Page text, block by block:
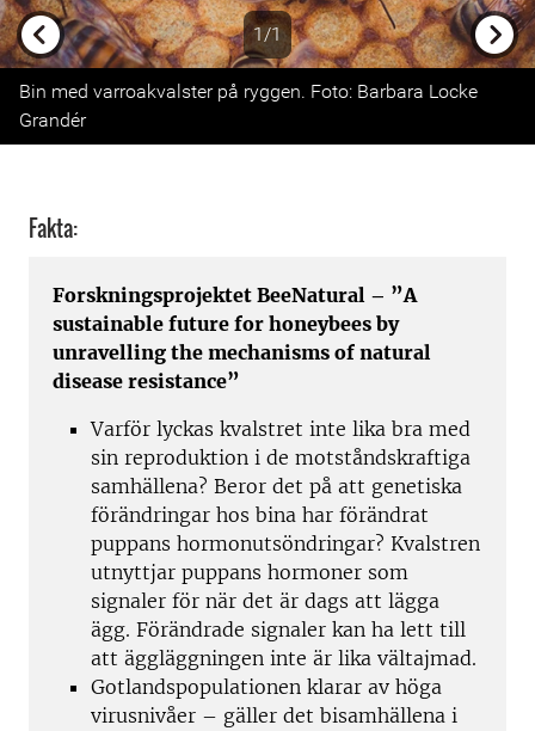
1/1
Previous
Bin med varroakvalster på ryggen. Foto: Barbara Locke
Grandér
Fakta:
Forskningsprojektet BeeNatural – ”A
sustainable future for honeybees by
unravelling the mechanisms of natural
disease resistance”
Varför lyckas kvalstret inte lika bra med
sin reproduktion i de motståndskraftiga
samhällena? Beror det på att genetiska
förändringar hos bina har förändrat
puppans hormonutsöndringar? Kvalstren
utnyttjar puppans hormoner som
signaler för när det är dags att lägga
ägg. Förändrade signaler kan ha lett till
att äggläggningen inte är lika vältajmad.
Gotlandspopulationen klarar av höga
virusnivåer – gäller det bisamhällena i